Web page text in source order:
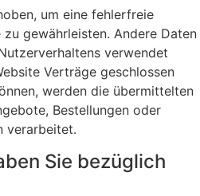
um eine fehlerfreie
gewährleisten. Andere Daten
verwendet
Verträge geschlossen
werden die übermittelten
Bestellungen oder
verarbeitet.
Sie bezüglich